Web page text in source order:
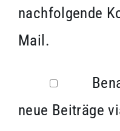
nachfolgende
Mail.
neue Beiträge